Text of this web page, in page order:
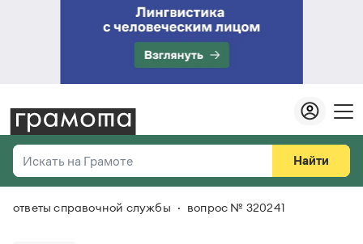
Искать на Грамоте
Справочная служба
Найти
Везде
ответы справочной службы вопрос № 320241